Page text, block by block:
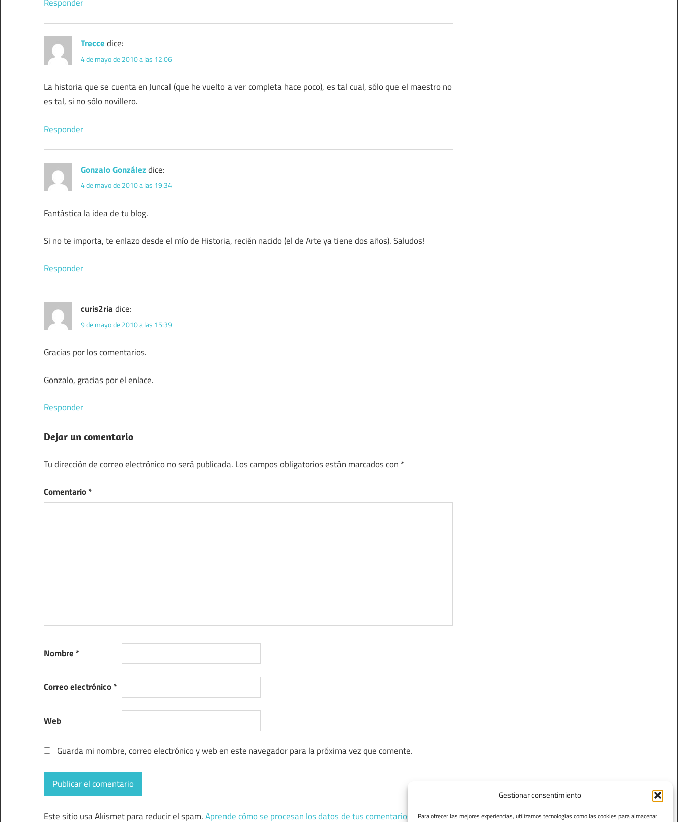
Gestionar consentimiento
Para ofrecer las mejores experiencias, utilizamos tecnologías como las cookies para almacenar
Responder
Treccedice:
4 de mayo de 2010 a las 12:06
La historia que se cuenta en Juncal (que he vuelto a ver completa hace poco), es tal cual, sólo que el maestro no
es tal, si no sólo novillero.
Responder
Gonzalo Gonzálezdice:
4 de mayo de 2010 a las 19:34
Fantástica la idea de tu blog.
Si no te importa, te enlazo desde el mío de Historia, recién nacido (el de Arte ya tiene dos años). Saludos!
Responder
curis2riadice:
9 de mayo de 2010 a las 15:39
Gracias por los comentarios.
Gonzalo, gracias por el enlace.
Responder
Dejar un comentario
Tu dirección de correo electrónico no será publicada. Los campos obligatorios están marcados con *
Comentario*
Nombre *
Correo electrónico*
Web
Guarda mi nombre, correo electrónico y web en este navegador para la próxima vez que comente.
Este sitio usa Akismet para reducir el spam.Aprende cómo se procesan los datos de tus comentarios.